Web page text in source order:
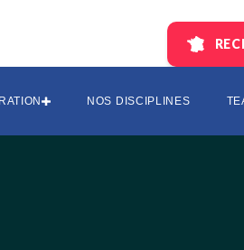
NOS DISCIPLINES